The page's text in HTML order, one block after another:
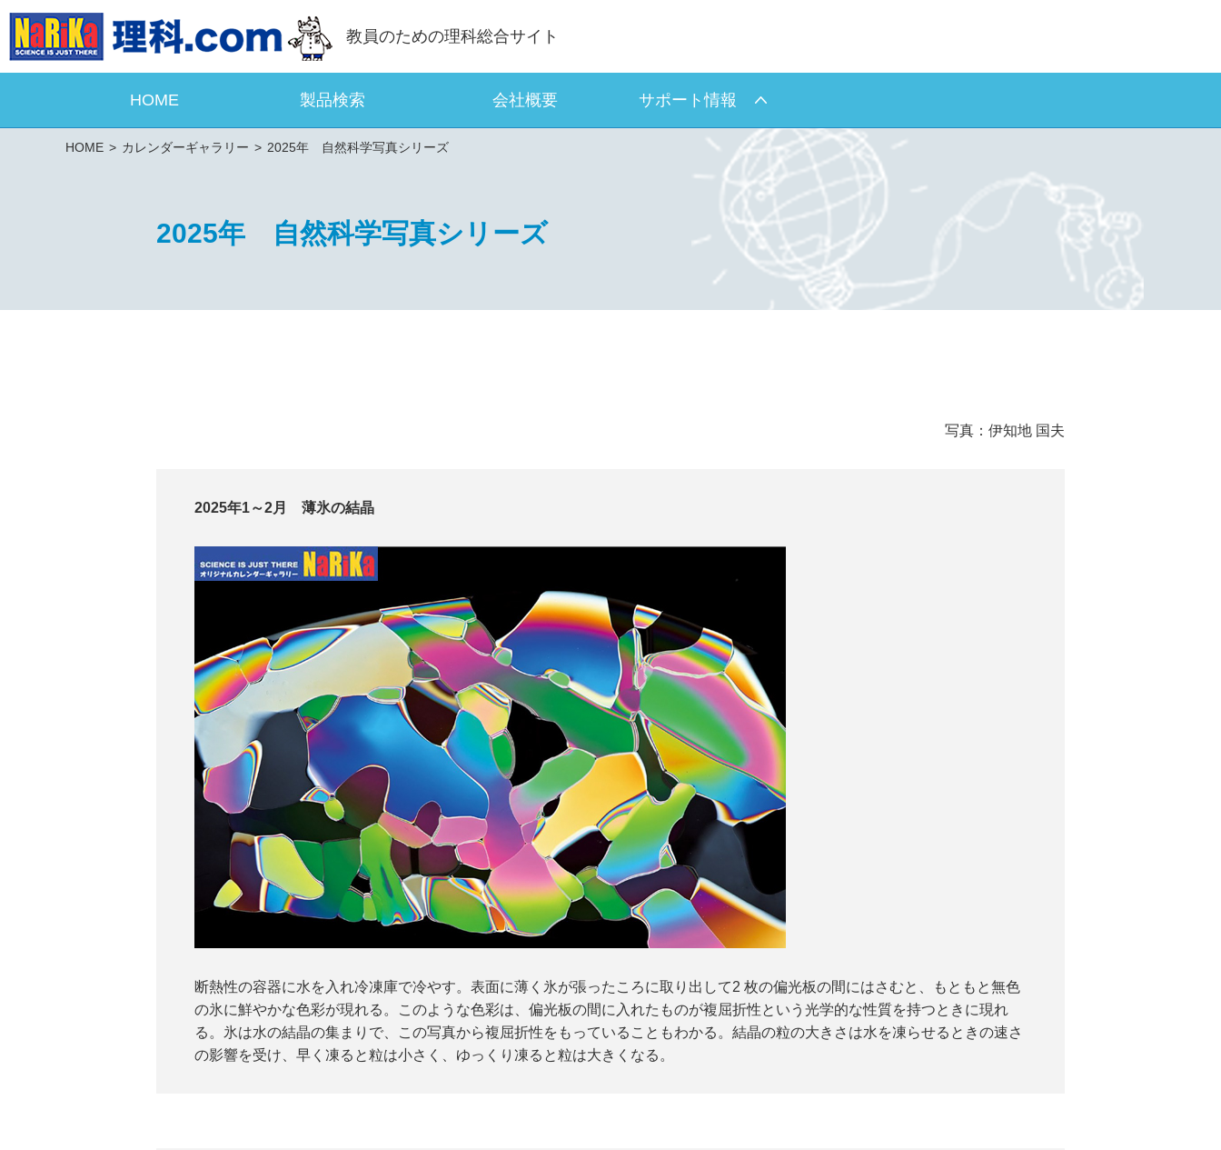
教員のための理科総合サイト
HOME 製品検索 会社概要 サポート情報
HOME カレンダーギャラリー 2025年 自然科学写真シリーズ
2025年 自然科学写真シリーズ
写真：伊知地 国夫
2025年1～2月 薄氷の結晶
断熱性の容器に水を入れ冷凍庫で冷やす。表面に薄く氷が張ったころに取り出して2 枚の偏光板の間にはさむと、もともと無色
の氷に鮮やかな色彩が現れる。このような色彩は、偏光板の間に入れたものが複屈折性という光学的な性質を持つときに現れ
る。氷は水の結晶の集まりで、この写真から複屈折性をもっていることもわかる。結晶の粒の大きさは水を凍らせるときの速さ
の影響を受け、早く凍ると粒は小さく、ゆっくり凍ると粒は大きくなる。